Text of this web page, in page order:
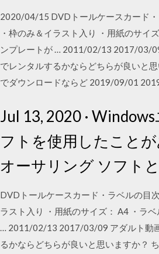
2020/04/15 DVDトールケースカード・
・枠のみ＆イラスト入り ・用紙のサ
ンプレートが … 2011/02/13 2017/03/
でレンタルするかならどちらが良いと
でダウンロードならど 2019/09/01
Jul 13, 2020 ·
フトを使用したこと
オーサリング ソフト
DVDトールケースカード・ラベルの目
ラスト入り ・用紙のサイズ： A4 ・ラ
… 2011/02/13 2017/03/09 アダルト動
るかならどちらが良いと思いますか？